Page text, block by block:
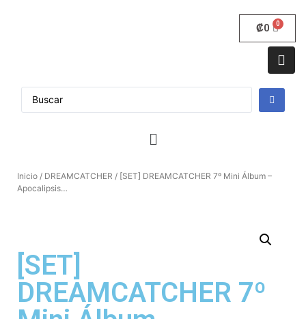
₡0
Inicio / DREAMCATCHER / [SET] DREAMCATCHER 7º Mini Álbum –
Apocalipsis…
[SET]
DREAMCATCHER 7º